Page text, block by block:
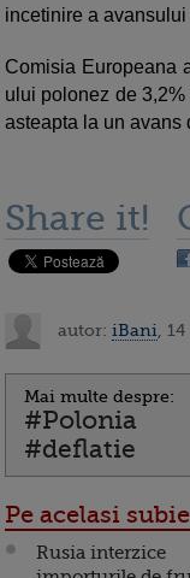
incetinire a avansului
Comisia Europeana
ului polonez de
asteapta la un avans
Share it!
autor: iBani ,
Mai multe despre:
#Polonia
#deflatie
Pe acelasi
Rusia interzice